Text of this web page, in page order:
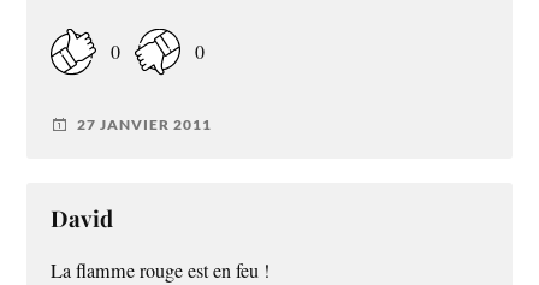
0 0
27 JANVIER 2011
David
La flamme rouge est en feu !